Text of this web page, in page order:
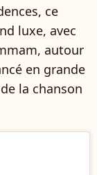
ce
luxe, avec
autour
en grande
la chanson